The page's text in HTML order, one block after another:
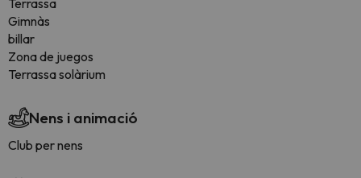
Terrassa
Gimnàs
billar
Zona de juegos
Terrassa solàrium
Nens i animació
Club per nens